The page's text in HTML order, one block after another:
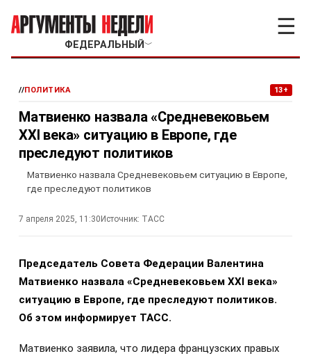
ФЕДЕРАЛЬНЫЙ ﹀
☰
//ПОЛИТИКА 13+
Матвиенко назвала «Средневековьем
XXI века» ситуацию в Европе, где
преследуют политиков
Матвиенко назвала Средневековьем ситуацию в Европе,
где преследуют политиков
7 апреля 2025, 11:30 Источник: ТАСС
Председатель Совета Федерации Валентина
Матвиенко назвала «Средневековьем XXI века»
ситуацию в Европе, где преследуют политиков.
Об этом информирует ТАСС.
Матвиенко заявила, что лидера французских правых